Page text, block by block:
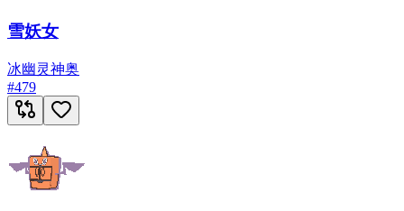
雪妖女
冰幽灵神奥
#479